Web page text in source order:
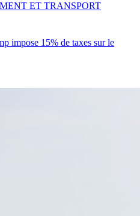
impose 15% de taxes sur le
ET TRANSPORT